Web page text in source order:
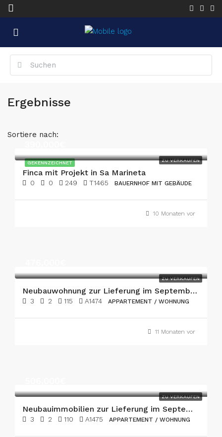
Ergebnisse
Sortiere nach:
GEKENNZEICHNET ZU VERKAUFEN
Finca mit Projekt in Sa Marineta
0 0 249 T1465 BAUERNHOF MIT GEBÄUDE
10 Monaten vor
ZU VERKAUFEN
Neubauwohnung zur Lieferung im September 2026 Modell C
3 2 115 A1474 APPARTEMENT / WOHNUNG
11 Monaten vor
ZU VERKAUFEN
Neubauimmobilien zur Lieferung im September 2026
3 2 110 A1475 APPARTEMENT / WOHNUNG